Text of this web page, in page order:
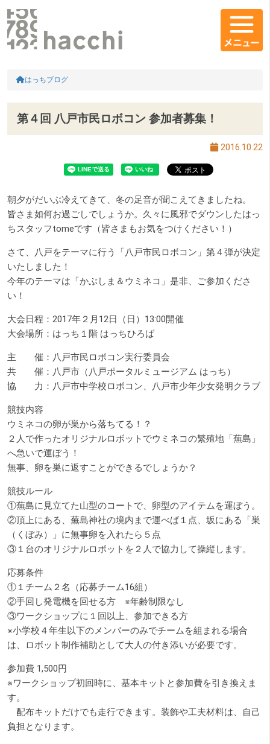
コンテンツエリア
メインコンテンツ
HOME
はっちブログ
第４回 八戸市民ロボコン 参加者募集！
2016.10.22
朝夕がだいぶ冷えてきて、冬の足音が聞こえてきましたね。
皆さま如何お過ごしでしょうか。久々に風邪でダウンしたはっ
ちスタッフtomeです（皆さまもお気をつけください！）
さて、八戸をテーマに行う「八戸市民ロボコン」第４弾が決定
いたしました！
今年のテーマは「かぶしま＆ウミネコ」是非、ご参加くださ
い！
大会日程：2017年２月12日（日）13:00開催
大会場所：はっち１階 はっちひろば
主 催：八戸市民ロボコン実行委員会
共 催：八戸市（八戸ポータルミュージアム はっち）
協 力：八戸市中学校ロボコン、八戸市少年少女発明クラブ
競技内容
ウミネコの卵が巣から落ちてる！？
２人で作ったオリジナルロボットでウミネコの繁殖地「蕪島」
へ急いで運ぼう！
無事、卵を巣に返すことができるでしょうか？
競技ルール
①蕪島に見立てた山型のコートで、卵型のアイテムを運ぼう。
②頂上にある、蕪島神社の境内まで運べば１点、坂にある「巣
（くぼみ）」に無事卵を入れたら５点
③１台のオリジナルロボットを２人で協力して操縦します。
応募条件
①１チーム２名（応募チーム16組）
②手回し発電機を回せる方 ※年齢制限なし
③ワークショップに１回以上、参加できる方
※小学校４年生以下のメンバーのみでチームを組まれる場合
は、ロボット制作補助として大人の付き添いが必要です。
参加費 1,500円
※ワークショップ初回時に、基本キットと参加費を引き換えま
す。
配布キットだけでも走行できます。装飾や工夫材料は、自己
負担となります。